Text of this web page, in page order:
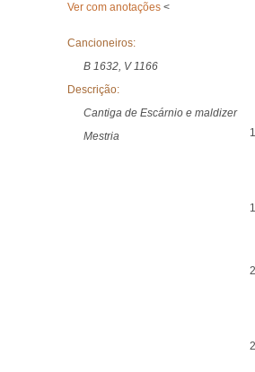
Ver com anotações <
Cancioneiros:
B 1632, V 1166
Descrição:
Cantiga de Escárnio e maldizer
Mestria